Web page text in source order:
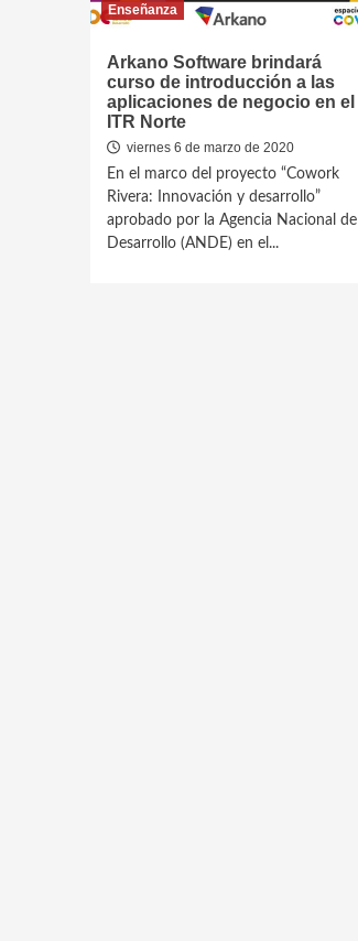
Enseñanza
Arkano Software brindará
curso de introducción a las
aplicaciones de negocio en el
ITR Norte
viernes 6 de marzo de 2020
En el marco del proyecto “Cowork
Rivera: Innovación y desarrollo”
aprobado por la Agencia Nacional de
Desarrollo (ANDE) en el...